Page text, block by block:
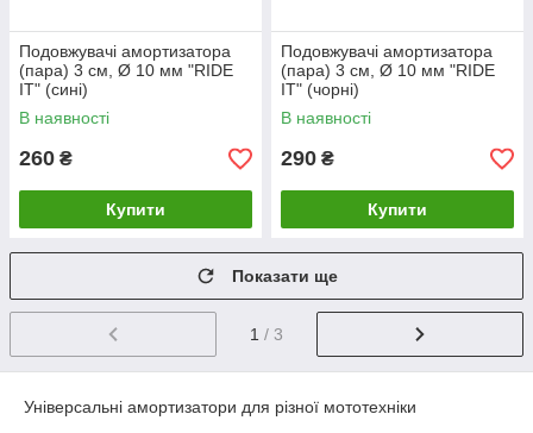
Подовжувачі амортизатора
(пара) 3 см, Ø 10 мм "RIDE
IT" (сині)
В наявності
260 ₴
Купити
Подовжувачі амортизатора
(пара) 3 см, Ø 10 мм "RIDE
IT" (чорні)
В наявності
290 ₴
Купити
Показати ще
1 / 3
Універсальні амортизатори для різної мототехніки